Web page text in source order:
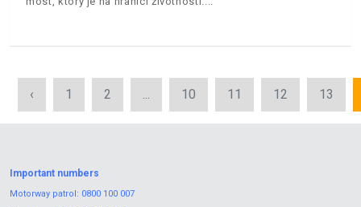
‹ 1 2 ... 10 11 12 13
Important numbers
Motorway patrol: 0800 100 007